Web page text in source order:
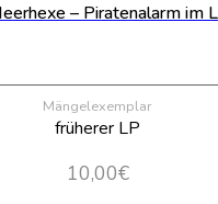
– Piratenalarm im
Mängelexemplar
früherer LP
10,00€